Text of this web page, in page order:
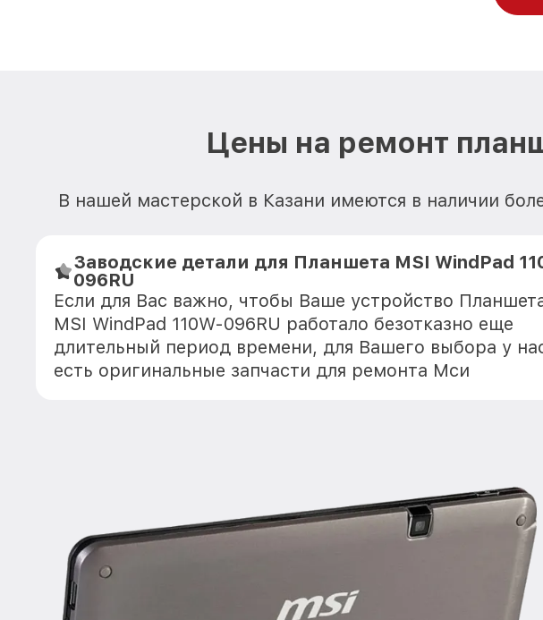
Цены на ремонт
В нашей мастерской в Казани имеются в наличии
Заводские детали для Планшета MSI WindPad
096RU
Если для Вас важно, чтобы Ваше устройство
MSI WindPad 110W-096RU работало безотказно еще
длительный период времени, для Вашего выбора у
есть оригинальные запчасти для ремонта Мси